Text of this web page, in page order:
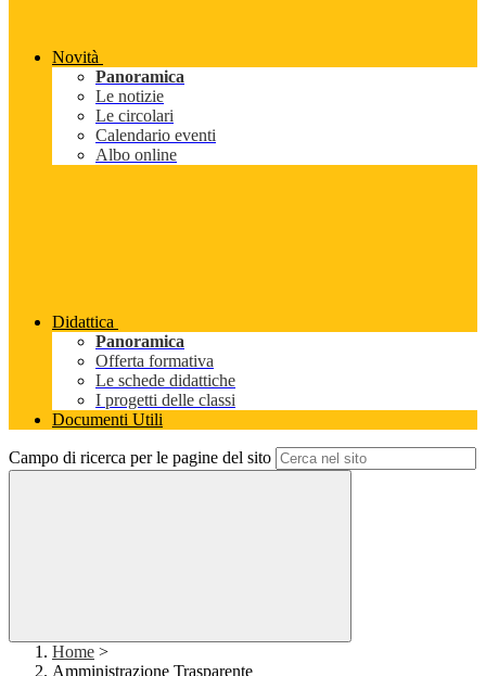
Novità
Panoramica
Le notizie
Le circolari
Calendario eventi
Albo online
Didattica
Panoramica
Offerta formativa
Le schede didattiche
I progetti delle classi
Documenti Utili
Campo di ricerca per le pagine del sito
Home >
Amministrazione Trasparente